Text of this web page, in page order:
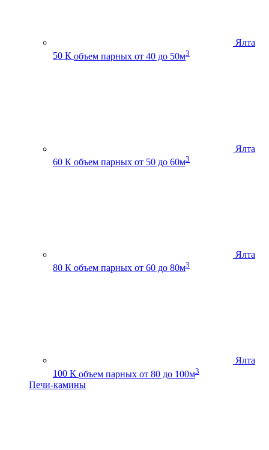
Ялта
50 К объем парных от 40 до 50м3
Ялта
60 К объем парных от 50 до 60м3
Ялта
80 К объем парных от 60 до 80м3
Ялта
100 К объем парных от 80 до 100м3
Печи-камины